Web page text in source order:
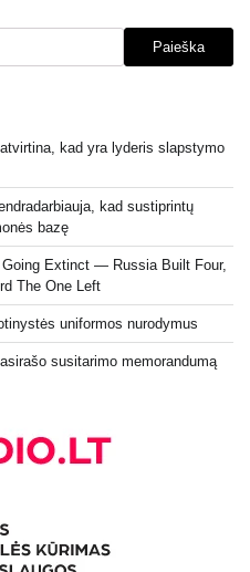
Paieška
kad yra lyderis slapstymo
kad sustiprintų
bazę
Going Extinct — Russia Built Four,
The One Left
uniformos nurodymus
susitarimo memorandumą